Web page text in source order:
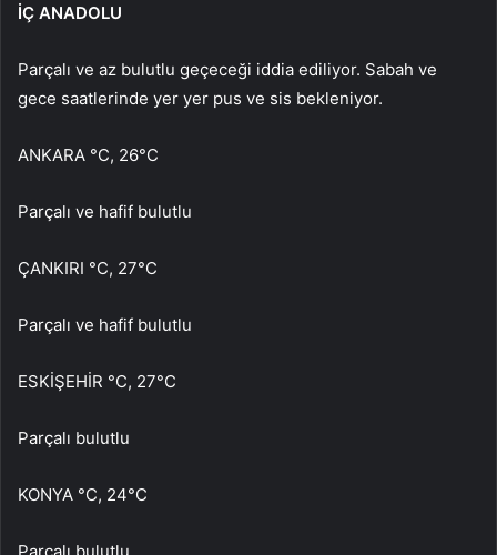
İÇ ANADOLU
Parçalı ve az bulutlu geçeceği iddia ediliyor. Sabah ve
gece saatlerinde yer yer pus ve sis bekleniyor.
ANKARA °C, 26°C
Parçalı ve hafif bulutlu
ÇANKIRI °C, 27°C
Parçalı ve hafif bulutlu
ESKİŞEHİR °C, 27°C
Parçalı bulutlu
KONYA °C, 24°C